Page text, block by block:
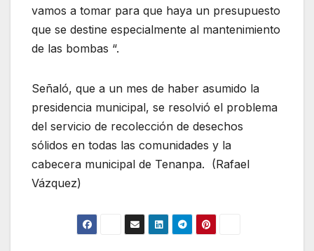
vamos a tomar para que haya un presupuesto
que se destine especialmente al mantenimiento
de las bombas “.
Señaló, que a un mes de haber asumido la
presidencia municipal, se resolvió el problema
del servicio de recolección de desechos
sólidos en todas las comunidades y la
cabecera municipal de Tenanpa. (Rafael
Vázquez)